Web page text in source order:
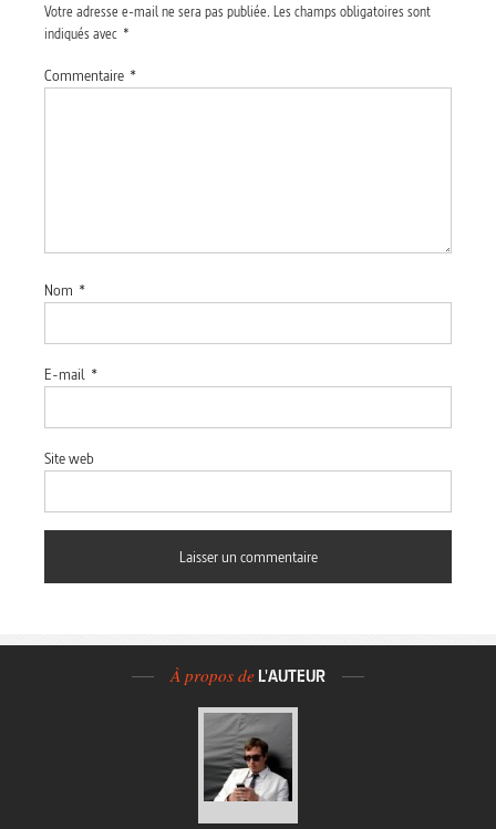
Votre adresse e-mail ne sera pas publiée. Les champs obligatoires sont
indiqués avec *
Commentaire *
Nom *
E-mail *
Site web
À propos de L'AUTEUR